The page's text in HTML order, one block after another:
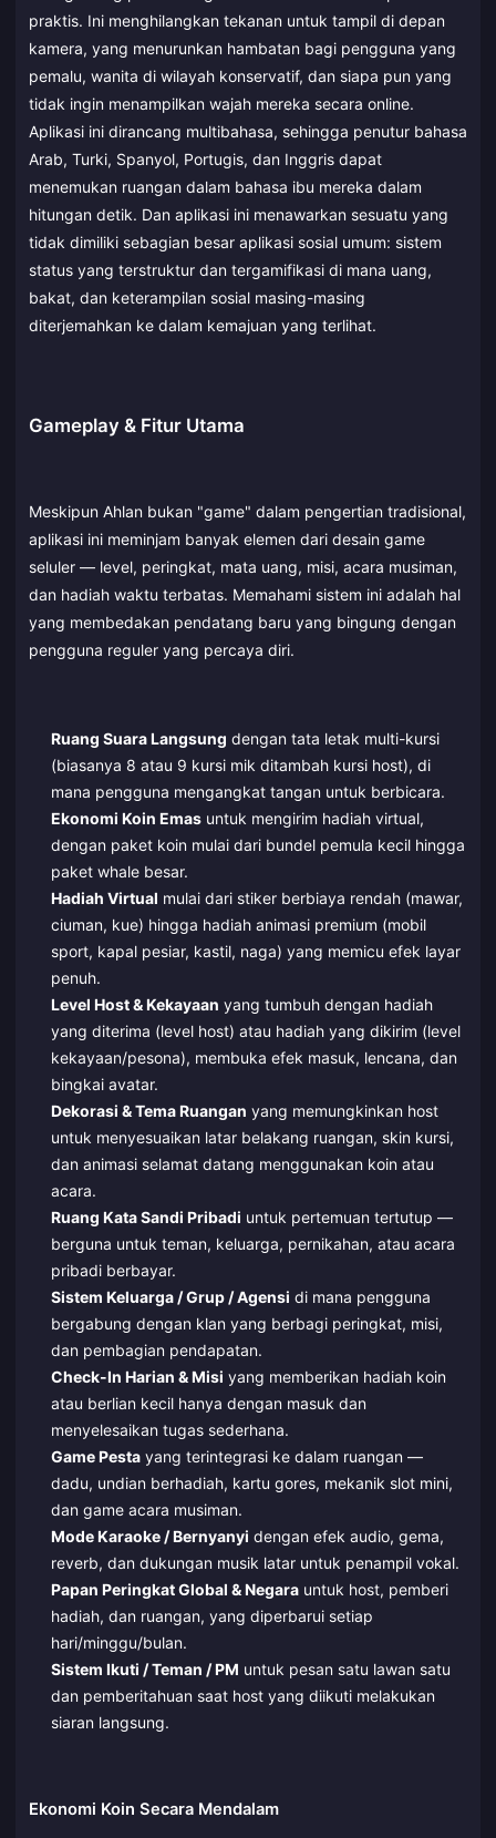
praktis. Ini menghilangkan tekanan untuk tampil di depan
kamera, yang menurunkan hambatan bagi pengguna yang
pemalu, wanita di wilayah konservatif, dan siapa pun yang
tidak ingin menampilkan wajah mereka secara online.
Aplikasi ini dirancang multibahasa, sehingga penutur bahasa
Arab, Turki, Spanyol, Portugis, dan Inggris dapat
menemukan ruangan dalam bahasa ibu mereka dalam
hitungan detik. Dan aplikasi ini menawarkan sesuatu yang
tidak dimiliki sebagian besar aplikasi sosial umum: sistem
status yang terstruktur dan tergamifikasi di mana uang,
bakat, dan keterampilan sosial masing-masing
diterjemahkan ke dalam kemajuan yang terlihat.
Gameplay & Fitur Utama
Meskipun Ahlan bukan "game" dalam pengertian tradisional,
aplikasi ini meminjam banyak elemen dari desain game
seluler — level, peringkat, mata uang, misi, acara musiman,
dan hadiah waktu terbatas. Memahami sistem ini adalah hal
yang membedakan pendatang baru yang bingung dengan
pengguna reguler yang percaya diri.
Ruang Suara Langsung dengan tata letak multi-kursi
(biasanya 8 atau 9 kursi mik ditambah kursi host), di
mana pengguna mengangkat tangan untuk berbicara.
Ekonomi Koin Emasuntuk mengirim hadiah virtual,
dengan paket koin mulai dari bundel pemula kecil hingga
paket whale besar.
Hadiah Virtual mulai dari stiker berbiaya rendah (mawar,
ciuman, kue) hingga hadiah animasi premium (mobil
sport, kapal pesiar, kastil, naga) yang memicu efek layar
penuh.
Level Host & Kekayaan yang tumbuh dengan hadiah
yang diterima (level host) atau hadiah yang dikirim (level
kekayaan/pesona), membuka efek masuk, lencana, dan
bingkai avatar.
Dekorasi & Tema Ruangan yang memungkinkan host
untuk menyesuaikan latar belakang ruangan, skin kursi,
dan animasi selamat datang menggunakan koin atau
acara.
Ruang Kata Sandi Pribadi untuk pertemuan tertutup —
berguna untuk teman, keluarga, pernikahan, atau acara
pribadi berbayar.
Sistem Keluarga / Grup / Agensi di mana pengguna
bergabung dengan klan yang berbagi peringkat, misi,
dan pembagian pendapatan.
Check-In Harian & Misi yang memberikan hadiah koin
atau berlian kecil hanya dengan masuk dan
menyelesaikan tugas sederhana.
Game Pestayang terintegrasi ke dalam ruangan —
dadu, undian berhadiah, kartu gores, mekanik slot mini,
dan game acara musiman.
Mode Karaoke / Bernyanyi dengan efek audio, gema,
reverb, dan dukungan musik latar untuk penampil vokal.
Papan Peringkat Global & Negarauntuk host, pemberi
hadiah, dan ruangan, yang diperbarui setiap
hari/minggu/bulan.
Sistem Ikuti / Teman / PM untuk pesan satu lawan satu
dan pemberitahuan saat host yang diikuti melakukan
siaran langsung.
Ekonomi Koin Secara Mendalam